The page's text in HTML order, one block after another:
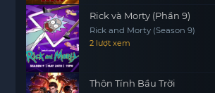
Rick và Morty (Phần 9)
Rick and Morty (Season 9)
2 lượt xem
Thôn Tính Bầu Trời